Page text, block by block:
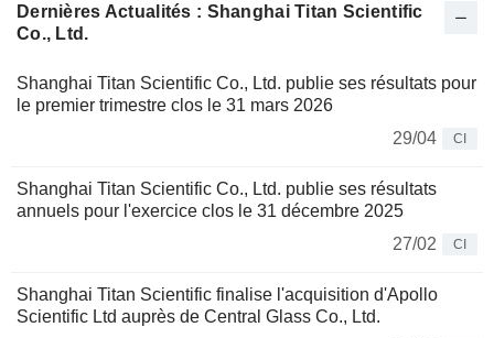
Dernières Actualités : Shanghai Titan Scientific
Co., Ltd.
Shanghai Titan Scientific Co., Ltd. publie ses résultats pour
le premier trimestre clos le 31 mars 2026
29/04
CI
Shanghai Titan Scientific Co., Ltd. publie ses résultats
annuels pour l'exercice clos le 31 décembre 2025
27/02
CI
Shanghai Titan Scientific finalise l'acquisition d'Apollo
Scientific Ltd auprès de Central Glass Co., Ltd.